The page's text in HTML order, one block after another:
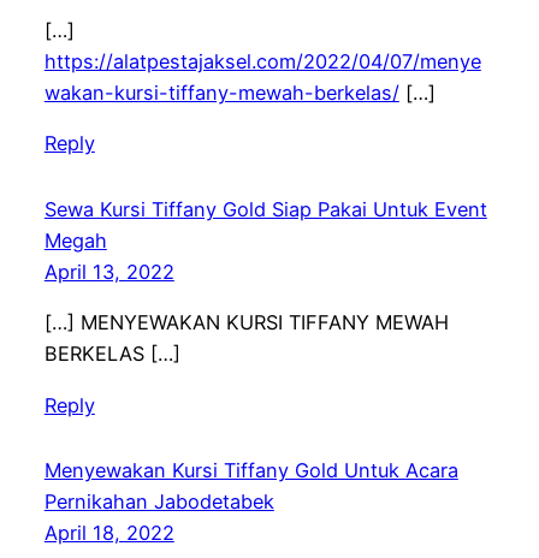
[…]
https://alatpestajaksel.com/2022/04/07/menye
wakan-kursi-tiffany-mewah-berkelas/[…]
Reply
Sewa Kursi Tiffany Gold Siap Pakai Untuk Event
Megah
April 13, 2022
[…] MENYEWAKAN KURSI TIFFANY MEWAH
BERKELAS […]
Reply
Menyewakan Kursi Tiffany Gold Untuk Acara
Pernikahan Jabodetabek
April 18, 2022